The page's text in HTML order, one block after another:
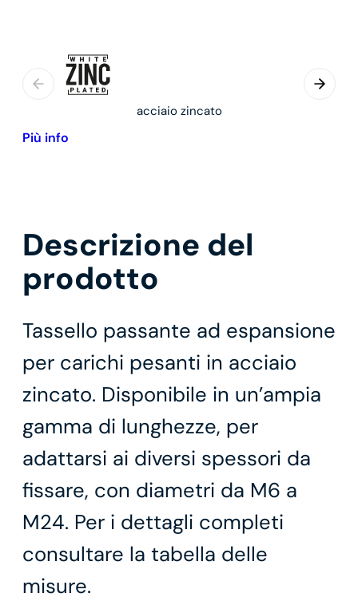
acciaio zincato
Più info
Descrizione del
prodotto
Tassello passante ad espansione
per carichi pesanti in acciaio
zincato. Disponibile in un’ampia
gamma di lunghezze, per
adattarsi ai diversi spessori da
fissare, con diametri da M6 a
M24. Per i dettagli completi
consultare la tabella delle
misure.